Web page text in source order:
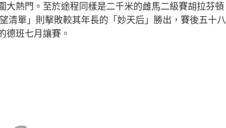
大熱門。至於途程同樣是二千米的雌馬二級賽胡拉芬頓
清單」則擊敗較其年長的「妙天后」勝出，賽後五十八
德班七月讓賽。